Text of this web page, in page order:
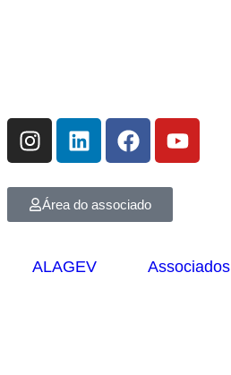
Área do associado
ALAGEV Associados